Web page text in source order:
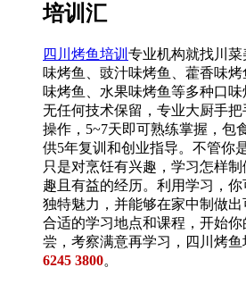
培训汇
四川烤鱼培训 专业机构就找川
味烤鱼、豉汁味烤鱼、藿香味
味烤鱼、水果味烤鱼等多种口味
无任何技术保留，专业大厨手
操作，5~7天即可熟练掌握，包
供5年复训和创业指导。不管你
只是对烹饪有兴趣，学习怎样
趣且有益的经历。利用学习，
独特魅力，并能够在家中制做
合适的学习地点和课程，开始
尝，考察满意再学习，四川烤鱼
6245 3800。